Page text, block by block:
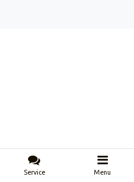
Service Menu